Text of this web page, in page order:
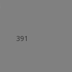
391